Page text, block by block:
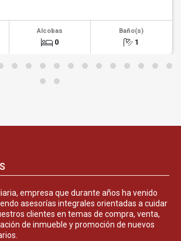
Alcobas
0
Baño(s)
1
empresa que durante años ha venido
asesorías integrales orientadas a cuidar
clientes en temas de compra, venta,
de inmueble y promoción de nuevos